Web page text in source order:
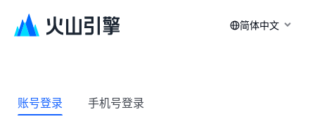
简体中文
账号登录 手机号登录